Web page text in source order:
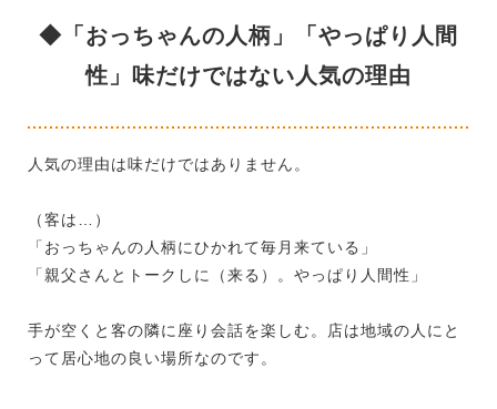
◆「おっちゃんの人柄」「やっぱり人間
性」味だけではない人気の理由
人気の理由は味だけではありません。
（客は…）
「おっちゃんの人柄にひかれて毎月来ている」
「親父さんとトークしに（来る）。やっぱり人間性」
手が空くと客の隣に座り会話を楽しむ。店は地域の人にと
って居心地の良い場所なのです。